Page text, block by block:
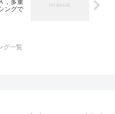
，多重
ングで
グ一覧